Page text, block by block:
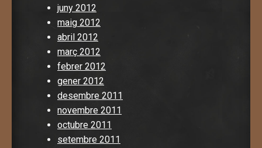
juny 2012
maig 2012
abril 2012
març 2012
febrer 2012
gener 2012
desembre 2011
novembre 2011
octubre 2011
setembre 2011